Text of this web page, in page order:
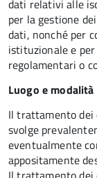
dati relativi alle
per la gestione
dati, nonché per
istituzionale e
regolamentari o
Luogo e
Il trattamento dei
svolge
eventualmente
appositamente